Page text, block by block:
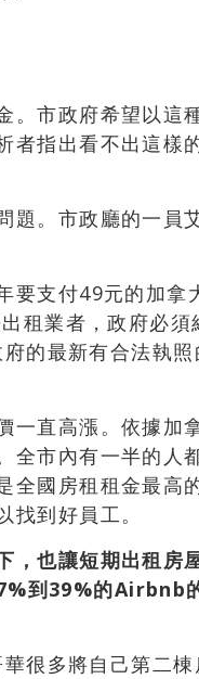
。市政府希望以這
者指出看不出這樣
題。市政廳的一員
要支付49元的加拿
租業者，政府必須
的最新有合法執照
一直高漲。依據加
全市內有一半的人
全國房租租金最高
到好員工。
，也讓短期出租房
到39%的Airbnb
很多將自己第二棟